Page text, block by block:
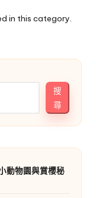
in this category.
搜
尋
動物園與賞櫻秘